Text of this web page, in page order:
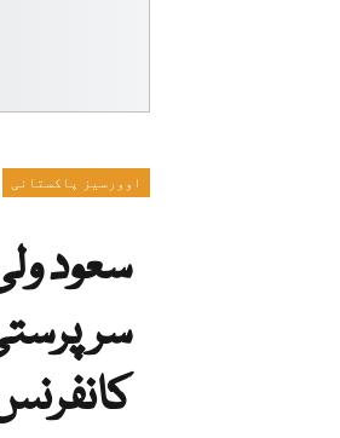
اوورسیز پاکستانی
سعود